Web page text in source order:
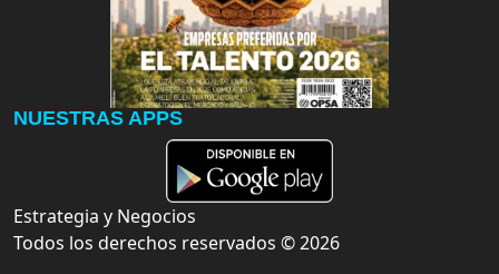
NUESTRAS APPS
Estrategia y Negocios
Todos los derechos reservados ©2026